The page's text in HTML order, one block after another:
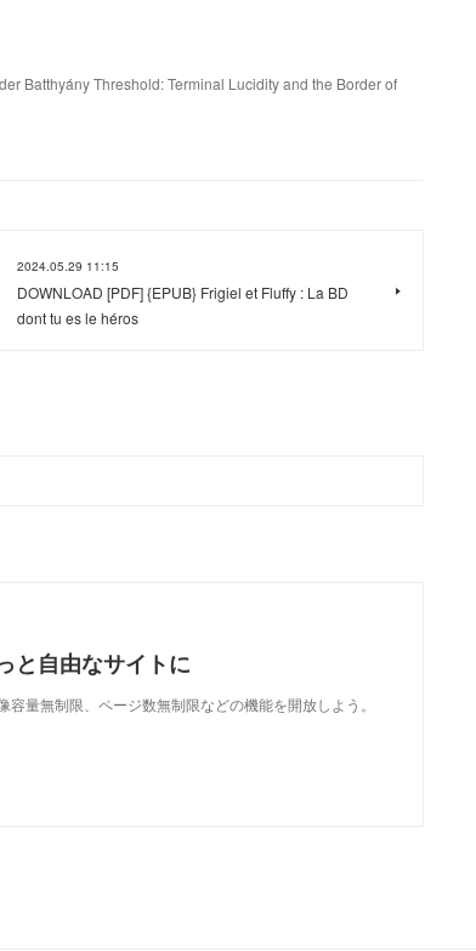
Batthyány Threshold: Terminal Lucidity and the Border of
2024.05.29 11:15
DOWNLOAD [PDF] {EPUB} Frigiel et Fluffy : La BD
dont tu es le héros
と自由なサイトに
量無制限、ページ数無制限などの機能を開放しよう。